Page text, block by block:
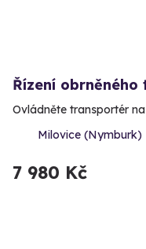
Řízení
Ovládněte transportér
Milovice (Nymburk)
7 980 Kč